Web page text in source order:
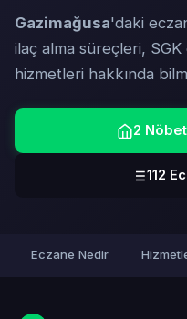
Gazimağusa'daki
ilaç alma süreçleri,
hizmetleri hakkında
2
112
Eczane Nedir